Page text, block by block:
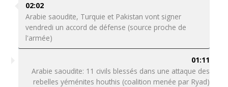
02:02
Arabie saoudite, Turquie et Pakistan vont signer
vendredi un accord de défense (source proche de
l'armée)
01:11
Arabie saoudite: 11 civils blessés dans une attaque des
rebelles yéménites houthis (coalition menée par Ryad)